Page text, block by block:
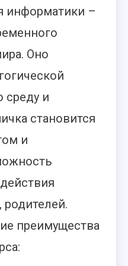
информатики –
Оно
среду и
становится
и
родителей.
преимущества